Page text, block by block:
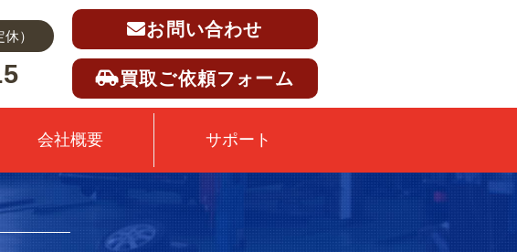
） お問い合わせ
買取ご依頼フォーム
会社概要 サポート